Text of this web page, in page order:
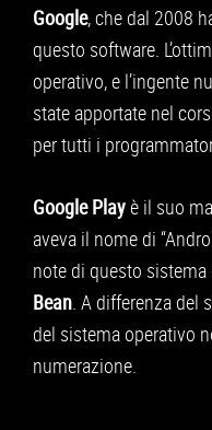
Google, che dal 2008
questo software.
operativo, e l’ingente
state apportate nel
per tutti i
Google Playè il suo
aveva il nome di
note di questo
Bean. A differenza del
del sistema operativo
numerazione.